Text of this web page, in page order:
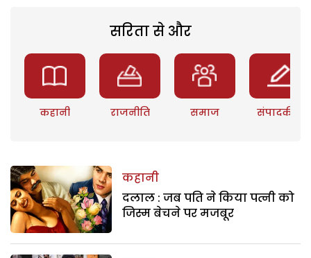
सरिता से और
कहानी राजनीति समाज संपादकीय
कहानी
दलाल : जब पति ने किया पत्नी को
जिस्म बेचने पर मजबूर